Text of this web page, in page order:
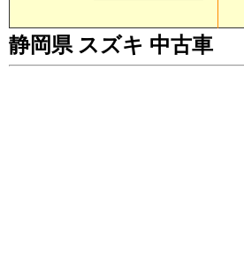
静岡県 スズキ 中古車